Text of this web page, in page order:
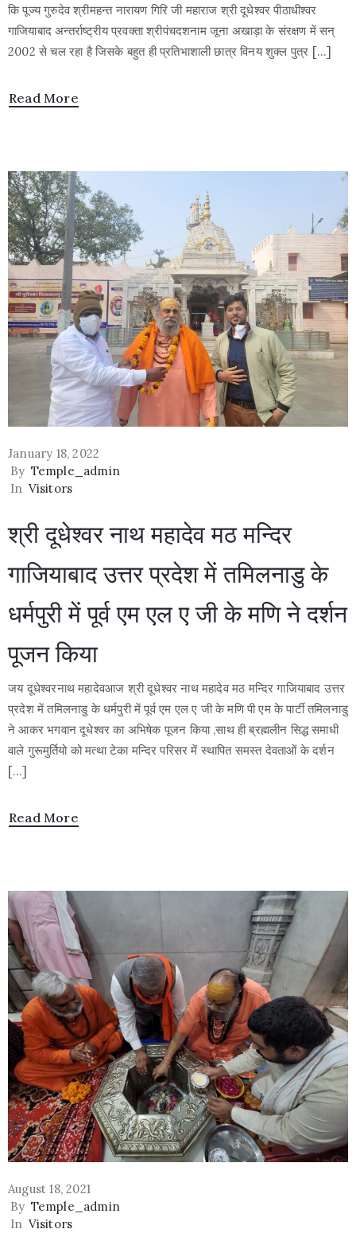
कि पूज्य गुरुदेव श्रीमहन्त नारायण गिरि जी महाराज श्री दूधेश्वर पीठाधीश्वर
गाजियाबाद अन्तर्राष्ट्रीय प्रवक्ता श्रीपंचदशनाम जूना अखाड़ा के संरक्षण में सन्
2002 से चल रहा है जिसके बहुत ही प्रतिभाशाली छात्र विनय शुक्ल पुत्र […]
Read More
January 18, 2022
By Temple_admin
In Visitors
श्री दूधेश्वर नाथ महादेव मठ मन्दिर
गाजियाबाद उत्तर प्रदेश में तमिलनाडु के
धर्मपुरी में पूर्व एम एल ए जी के मणि ने दर्शन
पूजन किया
जय दूधेश्वरनाथ महादेवआज श्री दूधेश्वर नाथ महादेव मठ मन्दिर गाजियाबाद उत्तर
प्रदेश में तमिलनाडु के धर्मपुरी में पूर्व एम एल ए जी के मणि पी एम के पार्टी तमिलनाडु
ने आकर भगवान दूधेश्वर का अभिषेक पूजन किया ,साथ ही ब्रह्मलीन सिद्ध समाधी
वाले गुरूमुर्तियो को मत्था टेका मन्दिर परिसर में स्थापित समस्त देवताओं के दर्शन
[…]
Read More
August 18, 2021
By Temple_admin
In Visitors